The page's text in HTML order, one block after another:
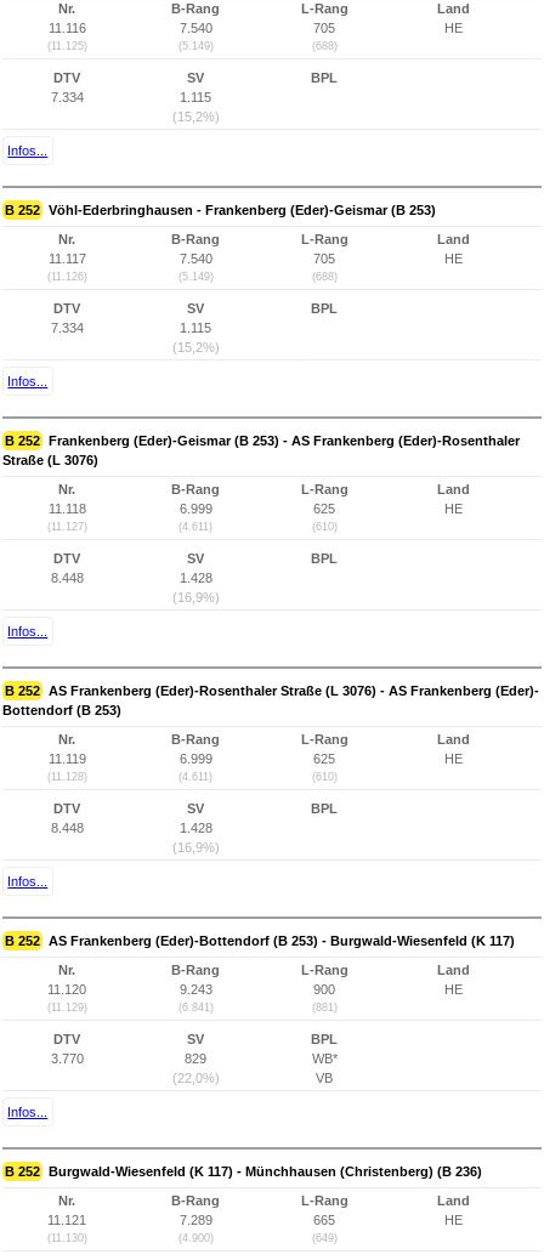
Nr.
11.116
(11.125)
B-Rang
7.540
(5.149)
L-Rang
705
(688)
Land
HE
DTV
7.334
SV
1.115
(15,2%)
BPL
Infos...
B 252 Vöhl-Ederbringhausen - Frankenberg (Eder)-Geismar (B 253)
Nr.
11.117
(11.126)
B-Rang
7.540
(5.149)
L-Rang
705
(688)
Land
HE
DTV
7.334
SV
1.115
(15,2%)
BPL
Infos...
B 252 Frankenberg (Eder)-Geismar (B 253) - AS Frankenberg (Eder)-Rosenthaler
Straße (L 3076)
Nr.
11.118
(11.127)
B-Rang
6.999
(4.611)
L-Rang
625
(610)
Land
HE
DTV
8.448
SV
1.428
(16,9%)
BPL
Infos...
B 252 AS Frankenberg (Eder)-Rosenthaler Straße (L 3076) - AS Frankenberg (Eder)-
Bottendorf (B 253)
Nr.
11.119
(11.128)
B-Rang
6.999
(4.611)
L-Rang
625
(610)
Land
HE
DTV
8.448
SV
1.428
(16,9%)
BPL
Infos...
B 252 AS Frankenberg (Eder)-Bottendorf (B 253) - Burgwald-Wiesenfeld (K 117)
Nr.
11.120
(11.129)
B-Rang
9.243
(6.841)
L-Rang
900
(881)
Land
HE
DTV
3.770
SV
829
(22,0%)
BPL
WB*
VB
Infos...
B 252 Burgwald-Wiesenfeld (K 117) - Münchhausen (Christenberg) (B 236)
Nr.
11.121
(11.130)
B-Rang
7.289
(4.900)
L-Rang
665
(649)
Land
HE